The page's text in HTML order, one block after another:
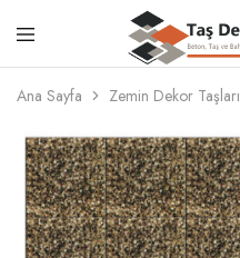
Taş
Dekorasyon
Beton,
Taş
Dekorasyon
Çözümleri
Ana Sayfa Zemin Dekor Taşları